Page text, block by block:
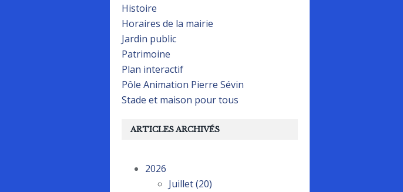
Histoire
Horaires de la mairie
Jardin public
Patrimoine
Plan interactif
Pôle Animation Pierre Sévin
Stade et maison pour tous
ARTICLES ARCHIVÉS
2026
Juillet(20)